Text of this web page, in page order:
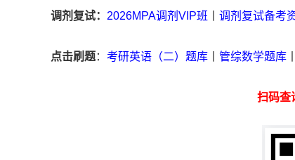
调剂复试： 2026MPA调剂VIP班 调剂复试备考
点击刷题： 考研英语（二）题库 管综数学题库
扫码查